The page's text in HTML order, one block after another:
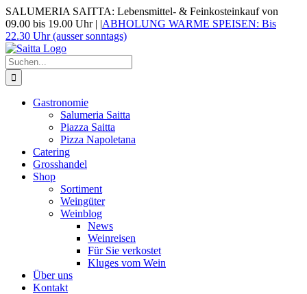
Zum
Inhalt
springen
SALUMERIA SAITTA: Lebensmittel- & Feinkosteinkauf von
09.00 bis 19.00 Uhr | |ABHOLUNG WARME SPEISEN: Bis
22.30 Uhr (ausser sonntags)
Suche
nach:
Gastronomie
Salumeria Saitta
Piazza Saitta
Pizza Napoletana
Catering
Grosshandel
Shop
Sortiment
Weingüter
Weinblog
News
Weinreisen
Für Sie verkostet
Kluges vom Wein
Über uns
Kontakt